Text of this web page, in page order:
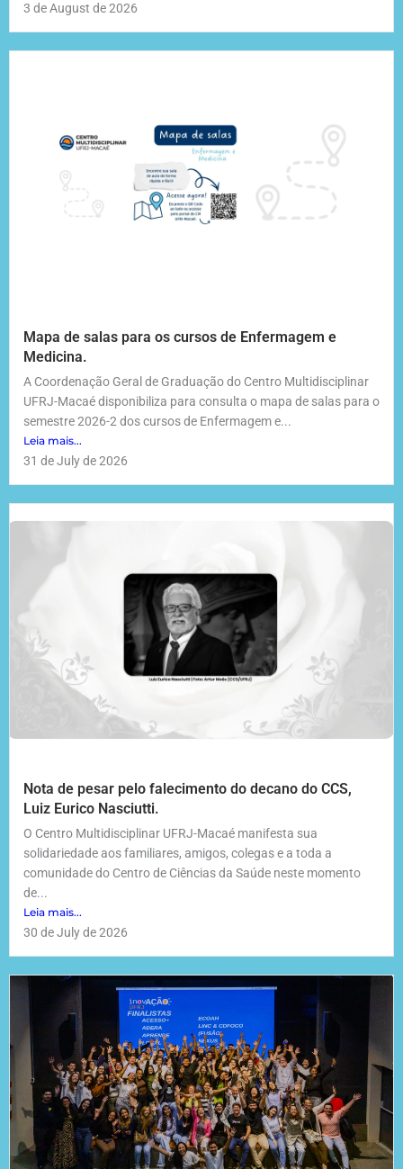
3 de August de 2026
Mapa de salas para os cursos de Enfermagem e
Medicina.
A Coordenação Geral de Graduação do Centro Multidisciplinar
UFRJ-Macaé disponibiliza para consulta o mapa de salas para o
semestre 2026-2 dos cursos de Enfermagem e...
Leia mais...
31 de July de 2026
Nota de pesar pelo falecimento do decano do CCS,
Luiz Eurico Nasciutti.
O Centro Multidisciplinar UFRJ-Macaé manifesta sua
solidariedade aos familiares, amigos, colegas e a toda a
comunidade do Centro de Ciências da Saúde neste momento
de...
Leia mais...
30 de July de 2026